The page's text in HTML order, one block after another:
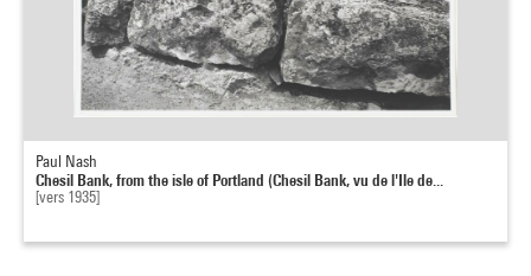
Paul Nash
Chesil Bank, from the isle of Portland (Chesil Bank, vu de l'Ile de...
[vers 1935]